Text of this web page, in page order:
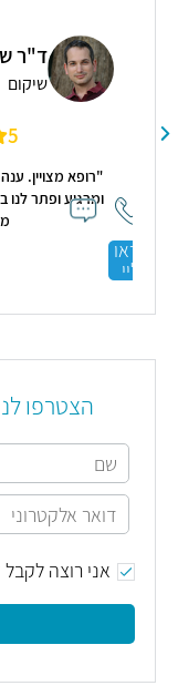
ד"ר שי אופיר
שיקום
ומרגיע ופתר לנו בעיה
מהמטופלים.
הצטרפו
אני רוצה